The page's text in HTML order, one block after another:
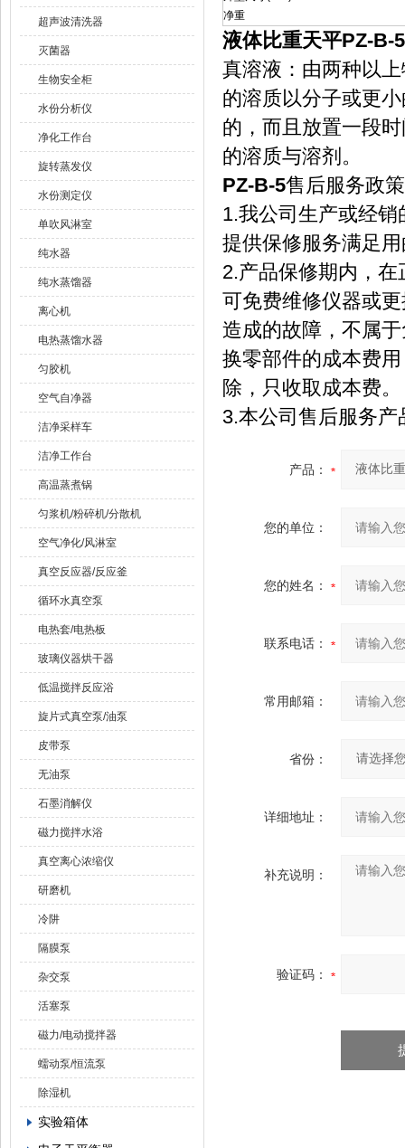
超声波清洗器
灭菌器
生物安全柜
水份分析仪
净化工作台
旋转蒸发仪
水份测定仪
单吹风淋室
纯水器
纯水蒸馏器
离心机
电热蒸馏水器
匀胶机
空气自净器
洁净采样车
洁净工作台
高温蒸煮锅
匀浆机/粉碎机/分散机
空气净化/风淋室
真空反应器/反应釜
循环水真空泵
电热套/电热板
玻璃仪器烘干器
低温搅拌反应浴
旋片式真空泵/油泵
皮带泵
无油泵
石墨消解仪
磁力搅拌水浴
真空离心浓缩仪
研磨机
冷阱
隔膜泵
杂交泵
活塞泵
磁力/电动搅拌器
蠕动泵/恒流泵
除湿机
实验箱体
净重
液体比重天平PZ-B-5
真溶液：由两种以
的溶质以分子或更
的，而且放置一段
的溶质与溶剂。
PZ-B-5售后服务政
1.我公司生产或经
提供保修服务满足
2.产品保修期内，
可免费维修仪器或
造成的故障，不属
换零部件的成本费
除，只收取成本费。
3.本公司售后服务
产品：
您的单位：
您的姓名：
联系电话：
常用邮箱：
省份：
详细地址：
补充说明：
验证码：